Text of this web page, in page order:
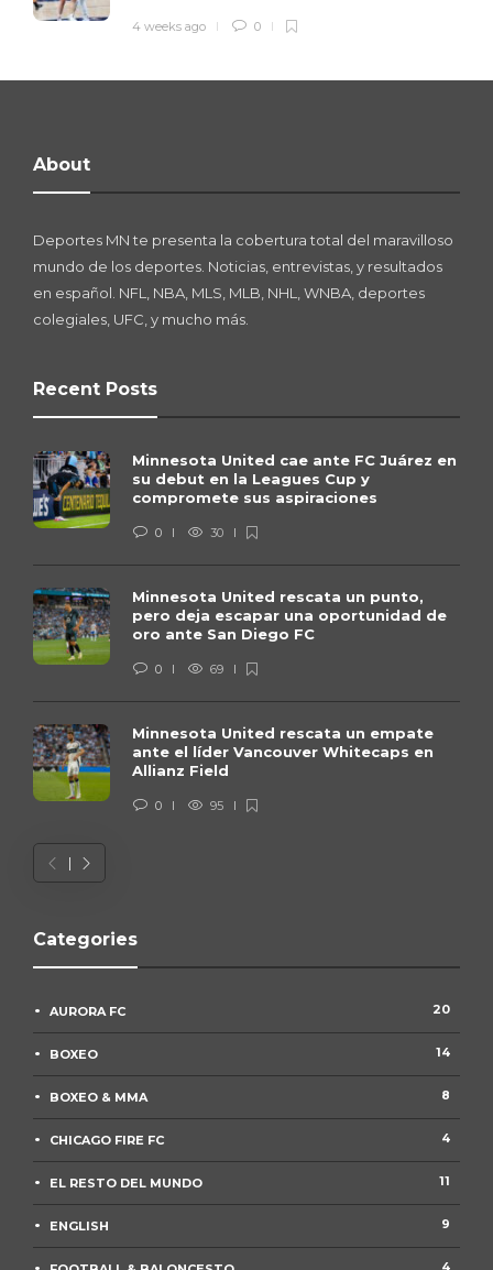
4 weeks ago 0
About
Deportes MN te presenta la cobertura total del maravilloso
mundo de los deportes. Noticias, entrevistas, y resultados
en español. NFL, NBA, MLS, MLB, NHL, WNBA, deportes
colegiales, UFC, y mucho más.
Recent Posts
Minnesota United cae ante FC Juárez en
su debut en la Leagues Cup y
compromete sus aspiraciones
0 30
Minnesota United rescata un punto,
pero deja escapar una oportunidad de
oro ante San Diego FC
0 69
Minnesota United rescata un empate
ante el líder Vancouver Whitecaps en
Allianz Field
0 95
Categories
AURORA FC 20
BOXEO 14
BOXEO & MMA 8
CHICAGO FIRE FC 4
EL RESTO DEL MUNDO 11
ENGLISH 9
4